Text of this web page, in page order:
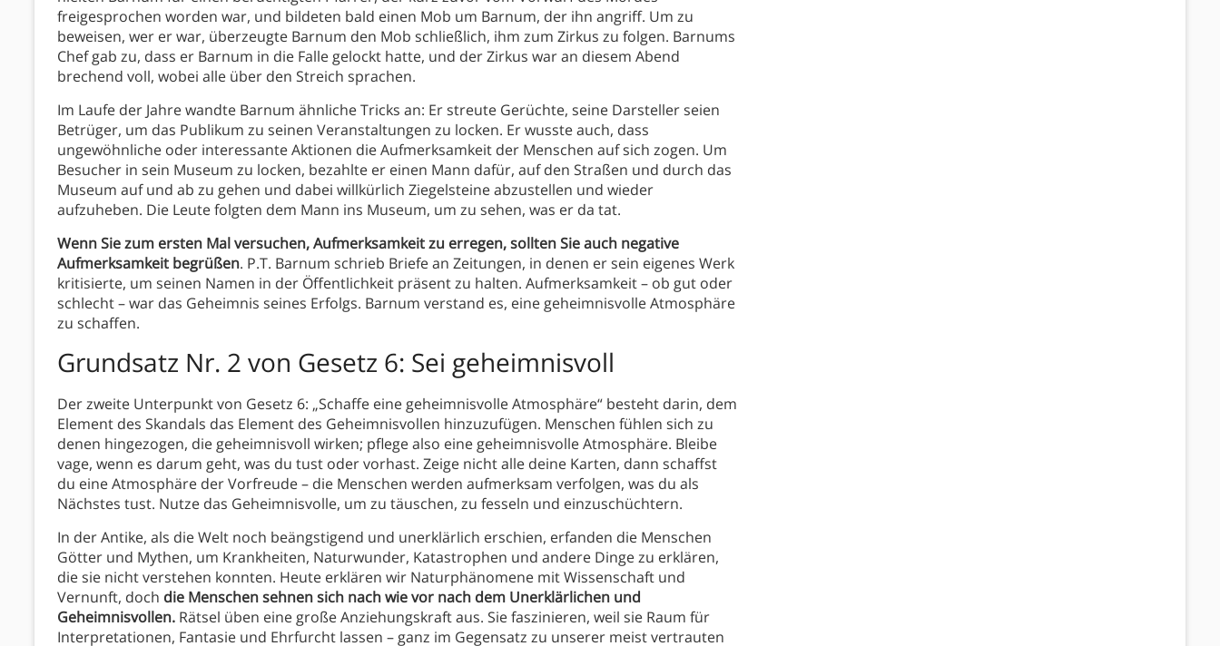
freigesprochen worden war, und bildeten bald einen Mob um Barnum, der ihn angriff. Um zu
beweisen, wer er war, überzeugte Barnum den Mob schließlich, ihm zum Zirkus zu folgen. Barnums
Chef gab zu, dass er Barnum in die Falle gelockt hatte, und der Zirkus war an diesem Abend
brechend voll, wobei alle über den Streich sprachen.
Im Laufe der Jahre wandte Barnum ähnliche Tricks an: Er streute Gerüchte, seine Darsteller seien
Betrüger, um das Publikum zu seinen Veranstaltungen zu locken. Er wusste auch, dass
ungewöhnliche oder interessante Aktionen die Aufmerksamkeit der Menschen auf sich zogen. Um
Besucher in sein Museum zu locken, bezahlte er einen Mann dafür, auf den Straßen und durch das
Museum auf und ab zu gehen und dabei willkürlich Ziegelsteine abzustellen und wieder
aufzuheben. Die Leute folgten dem Mann ins Museum, um zu sehen, was er da tat.
Wenn Sie zum ersten Mal versuchen, Aufmerksamkeit zu erregen, sollten Sie auch negative
Aufmerksamkeit begrüßen. P.T. Barnum schrieb Briefe an Zeitungen, in denen er sein eigenes Werk
kritisierte, um seinen Namen in der Öffentlichkeit präsent zu halten. Aufmerksamkeit – ob gut oder
schlecht – war das Geheimnis seines Erfolgs. Barnum verstand es, eine geheimnisvolle Atmosphäre
zu schaffen.
Grundsatz Nr. 2 von Gesetz 6: Sei geheimnisvoll
Der zweite Unterpunkt von Gesetz 6: „Schaffe eine geheimnisvolle Atmosphäre“ besteht darin, dem
Element des Skandals das Element des Geheimnisvollen hinzuzufügen. Menschen fühlen sich zu
denen hingezogen, die geheimnisvoll wirken; pflege also eine geheimnisvolle Atmosphäre. Bleibe
vage, wenn es darum geht, was du tust oder vorhast. Zeige nicht alle deine Karten, dann schaffst
du eine Atmosphäre der Vorfreude – die Menschen werden aufmerksam verfolgen, was du als
Nächstes tust. Nutze das Geheimnisvolle, um zu täuschen, zu fesseln und einzuschüchtern.
In der Antike, als die Welt noch beängstigend und unerklärlich erschien, erfanden die Menschen
Götter und Mythen, um Krankheiten, Naturwunder, Katastrophen und andere Dinge zu erklären,
die sie nicht verstehen konnten. Heute erklären wir Naturphänomene mit Wissenschaft und
Vernunft, doch die Menschen sehnen sich nach wie vor nach dem Unerklärlichen und
Geheimnisvollen. Rätsel üben eine große Anziehungskraft aus. Sie faszinieren, weil sie Raum für
Interpretationen, Fantasie und Ehrfurcht lassen – ganz im Gegensatz zu unserer meist vertrauten